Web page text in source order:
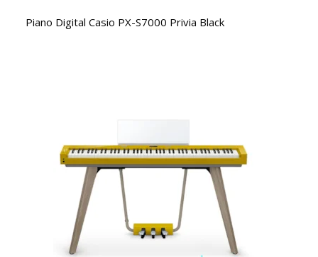
Piano Digital Casio PX-S7000 Privia Black